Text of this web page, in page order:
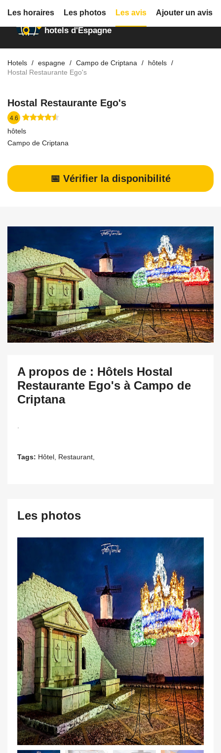
Annuaire des
hotels d'Espagne
Hotels espagne Campo de Criptana
hôtels
Hostal Restaurante Ego's
Hostal Restaurante Ego's
4.6
hôtels
Campo de Criptana
📅 Vérifier la disponibilité
Les horaires Les photos Les avis Ajouter un avis
A propos de : Hôtels Hostal
Restaurante Ego's à Campo de
Criptana
Tags: Hôtel, Restaurant,
Les photos